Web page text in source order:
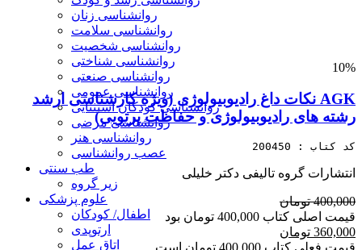
روانشناسی زنان
روانشناسی سلامت
روانشناسی شخصیت
روانشناسی شناختی
روانشناسی صنعتی
روانشناسی عمومی
روانشناسی کودکان استثنایی
روانشناسی مرضی
روانشناسی هنر
عصب روانشناسی
طب سنتی
زیر گروه
علوم پزشکی
اطفال/ کودکان
ارتوپدی
اتاق عمل
10%
AGK نکات داغ رادیوبیولوژی (ویژه کارشناسی ارشد
رشته های رادیوبیولوژی و حفاظت پرتویی)
کد کتاب : 200450
انتشارات گروه تالیفی دکتر خلیلی
400,000 تومان
قیمت اصلی کتاب 400,000 تومان بود
360,000 تومان